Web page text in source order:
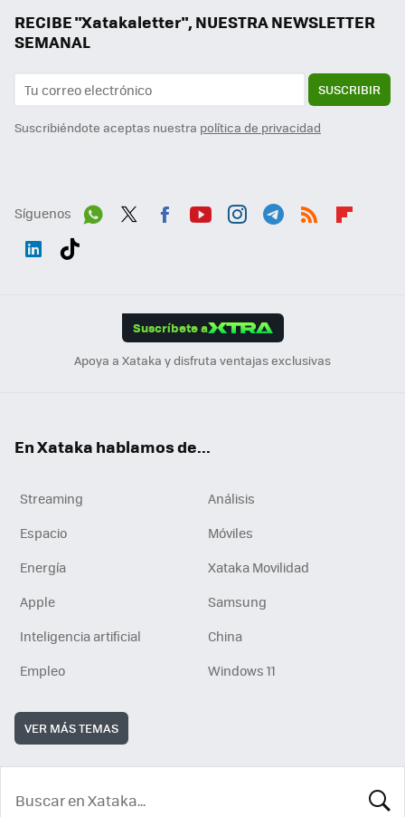
RECIBE "Xatakaletter", NUESTRA NEWSLETTER
SEMANAL
SUSCRIBIR
Suscribiéndote aceptas nuestra política de privacidad
Síguenos
Suscríbete a
Apoya a Xataka y disfruta ventajas exclusivas
En Xataka hablamos de...
Streaming
Análisis
Espacio
Móviles
Energía
Xataka Movilidad
Apple
Samsung
Inteligencia artificial
China
Empleo
Windows 11
VER MÁS TEMAS